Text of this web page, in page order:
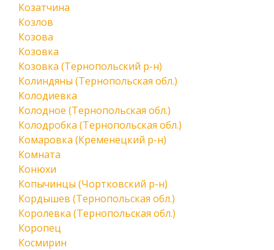
Козатчина
Козлов
Козова
Козовка
Козовка (Тернопольский р-н)
Колиндяны (Тернопольская обл.)
Колодиевка
Колодное (Тернопольская обл.)
Колодробка (Тернопольская обл.)
Комаровка (Кременецкий р-н)
Комната
Конюхи
Копычинцы (Чортковский р-н)
Кордышев (Тернопольская обл.)
Королевка (Тернопольская обл.)
Коропец
Космирин